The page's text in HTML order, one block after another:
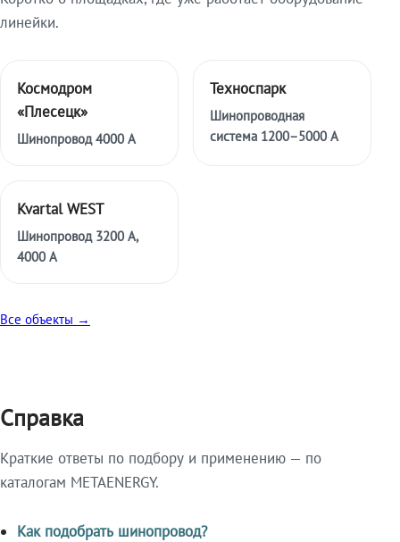
линейки.
Космодром
«Плесецк»
Шинопровод 4000 А
Техноспарк
Шинопроводная
система 1200–5000 А
Kvartal WEST
Шинопровод 3200 А,
4000 А
Все объекты →
Справка
Краткие ответы по подбору и применению — по
каталогам METAENERGY.
Как подобрать шинопровод?